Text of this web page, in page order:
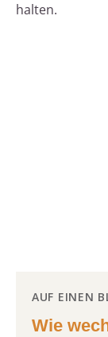
halten.
AUF EINEN
Wie